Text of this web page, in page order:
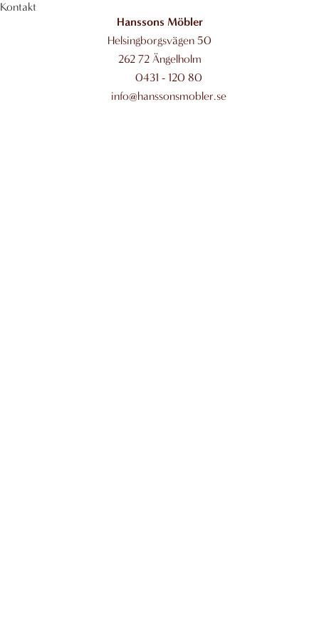
Kontakt
Hanssons Möbler
Helsingborgsvägen 50
262 72 Ängelholm
0431 - 120 80
info@hanssonsmobler.se